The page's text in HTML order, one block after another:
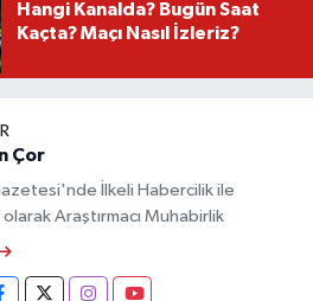
Hangi Kanalda? Bugün Saat
Kaçta? Maçı Nasıl İzleriz?
Çor
İlkeli Habercilik ile
Araştırmacı Muhabirlik